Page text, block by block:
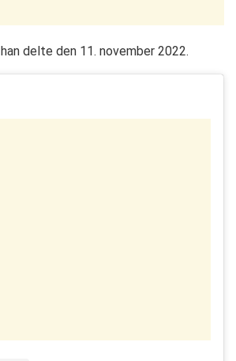
delte den 11. november 2022.